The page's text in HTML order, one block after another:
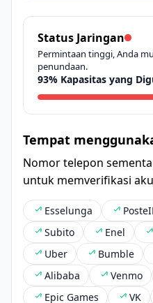
Status Jaringan
Permintaan tinggi, Anda
penundaan.
93% Kapasitas yang
Tempat
Nomor telepon
untuk memverifikasi
Esselunga
Subito
Enel
Uber
Bumble
Alibaba
Venmo
Epic Games
VK